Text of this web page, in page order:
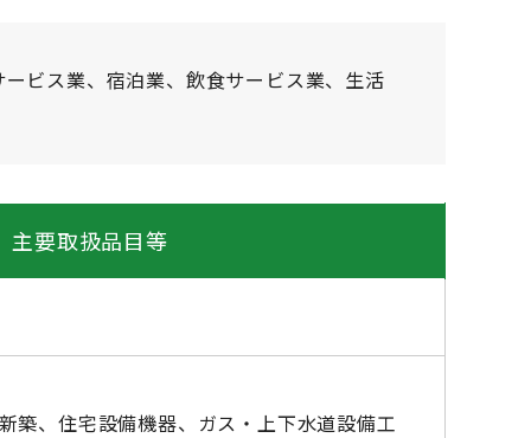
ビス業、宿泊業、飲食サービス業、生活
主要取扱品目等
築、住宅設備機器、ガス・上下水道設備工